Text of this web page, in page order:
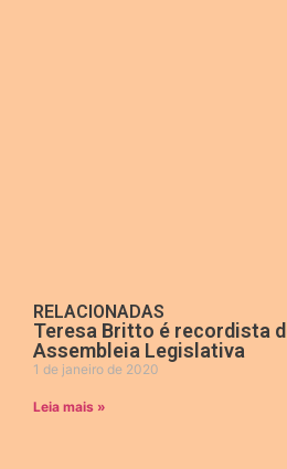
RELACIONADAS
Teresa Britto é recordista
Assembleia Legislativa
1 de janeiro de 2020
Leia mais »